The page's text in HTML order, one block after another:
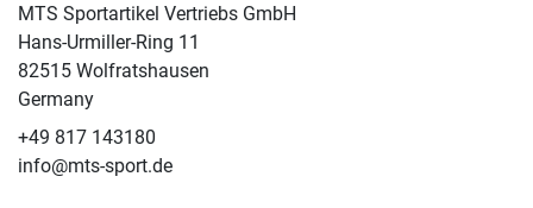
MTS Sportartikel Vertriebs GmbH
Hans-Urmiller-Ring 11
82515 Wolfratshausen
Germany
+49 817 143180
info@mts-sport.de